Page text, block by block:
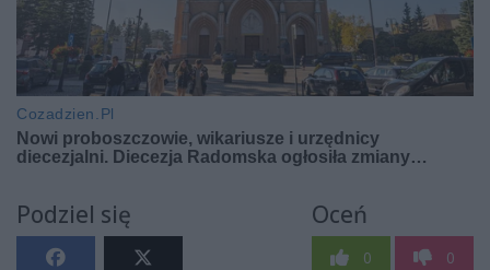
Podziel się Oceń
0 0